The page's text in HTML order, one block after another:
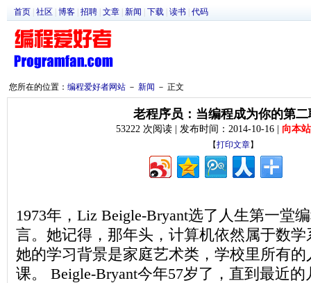
首页 社区 博客 招聘 文章 新闻 下载 读书 代码
您所在的位置： 编程爱好者网站 － 新闻 － 正文
老程序员：当编程成为你的第二
53222 次阅读 | 发布时间：2014-10-16 | 向本
【打印文章】
1973年，Liz Beigle-Bryant选了人生第一堂
言。她记得，那年头，计算机依然属于数
她的学习背景是家庭艺术类，学校里所有
课。 Beigle-Bryant今年57岁了，直到最近